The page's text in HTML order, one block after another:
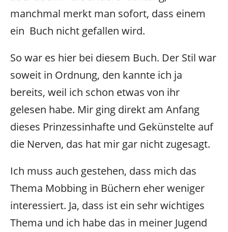
manchmal merkt man sofort, dass einem
ein Buch nicht gefallen wird.
So war es hier bei diesem Buch. Der Stil war
soweit in Ordnung, den kannte ich ja
bereits, weil ich schon etwas von ihr
gelesen habe. Mir ging direkt am Anfang
dieses Prinzessinhafte und Gekünstelte auf
die Nerven, das hat mir gar nicht zugesagt.
Ich muss auch gestehen, dass mich das
Thema Mobbing in Büchern eher weniger
interessiert. Ja, dass ist ein sehr wichtiges
Thema und ich habe das in meiner Jugend